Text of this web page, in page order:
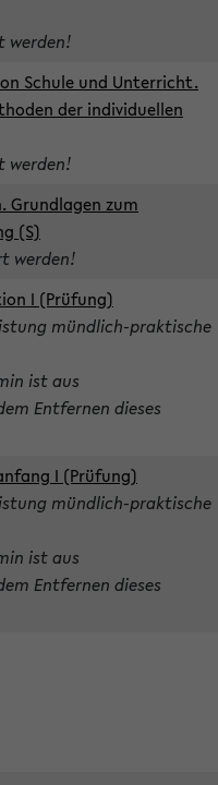
werden!
Schule und Unterricht.
der individuellen
werden!
Grundlagen zum
(S)
werden!
I (Prüfung)
mündlich-praktische
ist aus
Entfernen dieses
I (Prüfung)
mündlich-praktische
ist aus
Entfernen dieses